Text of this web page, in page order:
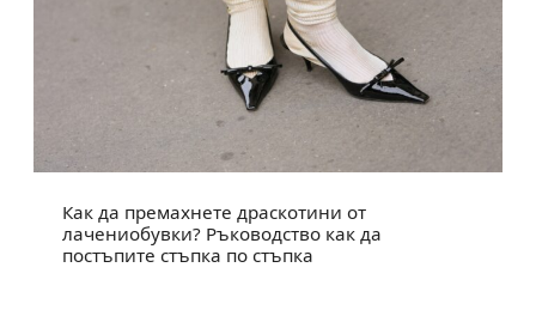
Как да премахнете драскотини от
лачениобувки? Ръководство как да
постъпите стъпка по стъпка